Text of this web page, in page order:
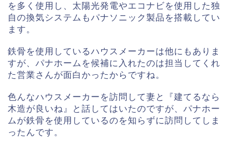
を多く使用し、 太陽光発電やエコナビを使用した独
自の換気システムもパナソニック製品を搭載してい
ます。
鉄骨を使用しているハウスメーカーは他にもありま
すが、パナホームを候補に入れたのは担当してくれ
た営業さんが面白かったからですね。
色んなハウスメーカーを訪問して妻と『建てるなら
木造が良いね』と話してはいたのですが、パナホー
ムが鉄骨を使用しているのを知らずに訪問してしま
ったんです。